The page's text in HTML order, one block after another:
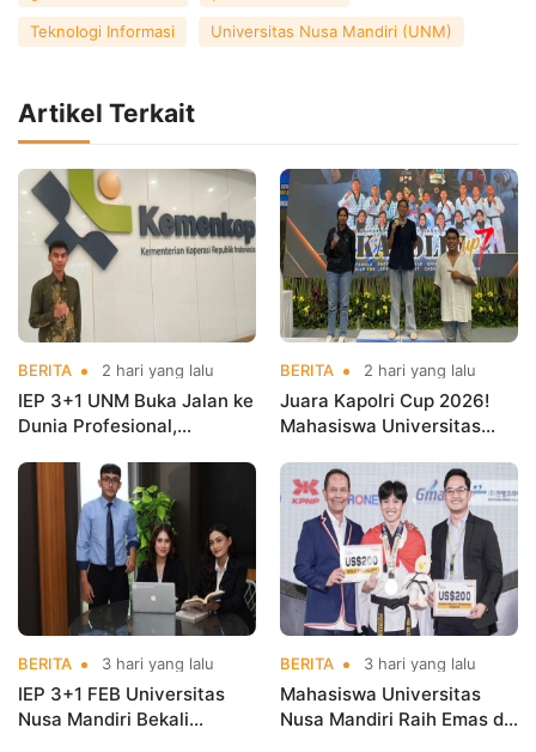
Teknologi Informasi Universitas Nusa Mandiri (UNM)
Artikel Terkait
BERITA 2 hari yang lalu
IEP 3+1 UNM Buka Jalan ke
Dunia Profesional,
Kementerian Koperasi
BERITA 2 hari yang lalu
Juara Kapolri Cup 2026!
Mahasiswa Universitas
Nama Kampus di Kejurnas
Taekwondo
BERITA 3 hari yang lalu
IEP 3+1 FEB Universitas
Nusa Mandiri Bekali
BERITA 3 hari yang lalu
Mahasiswa Universitas
Nusa Mandiri Raih Emas di